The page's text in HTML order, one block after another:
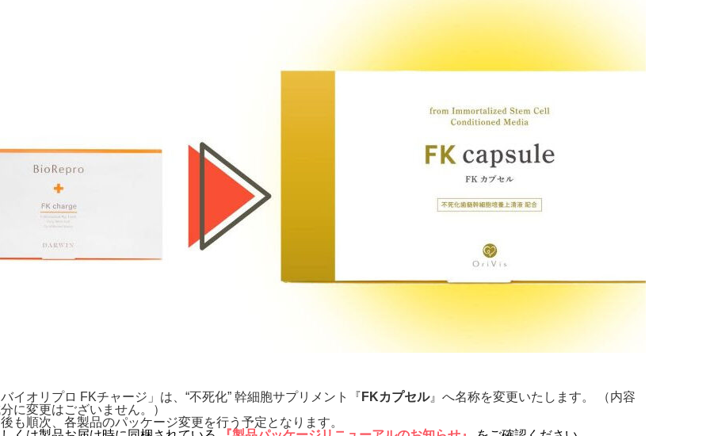
イオリプロ FKチャージ」は、“不死化” 幹細胞サプリメント『 FKカプセル』へ名称を変更いたします。 （内容
に変更はございません。）
も順次、各製品のパッケージ変更を行う予定となります。